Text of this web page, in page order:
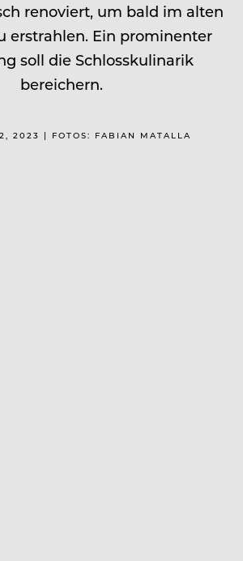
renoviert, um bald im alten
erstrahlen. Ein prominenter
soll die Schlosskulinarik
bereichern.
2023 | FOTOS: FABIAN MATALLA